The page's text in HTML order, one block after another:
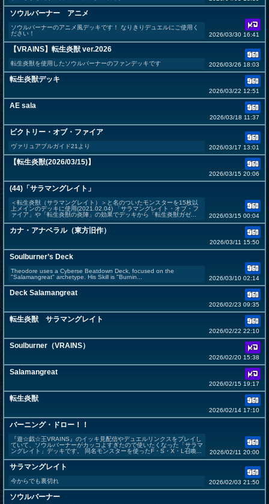
ソウルバーナー アニメ
ソウルバーナーのアニメ風デッキです！ なりきりデュエルにご使用く
ださい！
2026/03/30 16:41
【VRAINS】転生炎獣 ver.2026
転生炎獣を使用したソウルバーナーのファンデッキです 2026/03/26 18:03
転生炎獣デッキ
2026/03/22 12:51
AE sala
2026/03/18 11:37
ビクトリー・オブ・ファイア
ヴァリュアブルガイド21より 2026/03/17 13:01
【転生炎獣(2026/03/15)】
2026/03/15 20:06
(44)「サラマングレイト」
＜転生炎獣（サラマングレイト）＞と名のついたモンスターを15枚以
上メインのデッキに使用(2021.02.04) 「サラマングレイト・オブ・フ
ァイア」や「転生炎獣の炎陣」の効果でデッキから「転生炎獣ガゼ...
2026/03/15 00:04
カナ・アナベラル（東方旧作）
2026/03/11 15:50
Soulburner’s Deck
Theodore uses a Cyberse Beatdown Deck, focused on the
"Salamangreat" archetype. His Skill is "Burnin...
2026/03/10 02:14
Deck Salamangreat
2026/02/23 09:35
転生炎獣 サラマングレイト
2026/02/22 22:10
Soulburner（VRAINS）
2026/02/20 15:38
Salamangreat
2026/02/15 19:17
転生炎獣
2026/02/14 17:10
バーニング・ドロー！！
『遊☆戯☆王VRAINS』のイッキ見配信やデュエルリンクスをプレイし
ていて、ソウルバーナーがカッコよすぎたので使いたくなった「サラマ
ングレイト」デッキです。 同名モンスターを使ったF・S・X・L召喚...
2026/02/11 20:00
サラマングレイト
今からでも裏切れ 2026/02/03 21:50
ソウルバーナー